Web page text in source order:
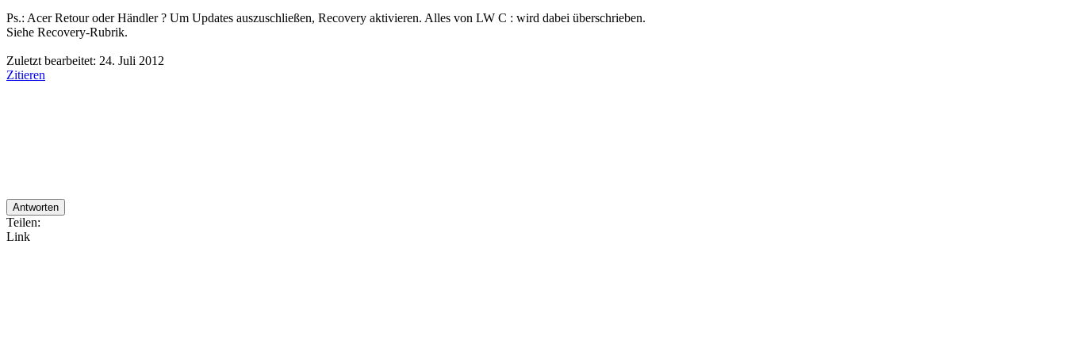
Ps.: Acer Retour oder Händler ? Um Updates auszuschließen, Recovery aktivieren. Alles von LW C : wird dabei überschrieben.
Siehe Recovery-Rubrik.
Zuletzt bearbeitet: 24. Juli 2012
Zitieren
Antworten
Teilen:
Link